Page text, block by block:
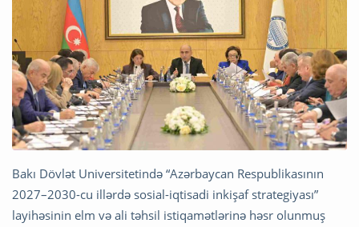
Bakı Dövlət Universitetində “Azərbaycan Respublikasının
2027–2030-cu illərdə sosial-iqtisadi inkişaf strategiyası”
layihəsinin elm və ali təhsil istiqamətlərinə həsr olunmuş